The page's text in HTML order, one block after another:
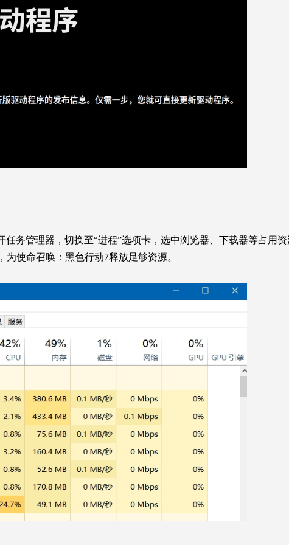
任务管理器，切换至“进程”选项卡，选中浏览器、下载器等占用
为使命召唤：黑色行动7释放足够资源。